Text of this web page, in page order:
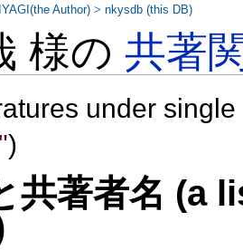
様の共著
under
)
共著者名 (a
Author) >nkysdb (this DB)